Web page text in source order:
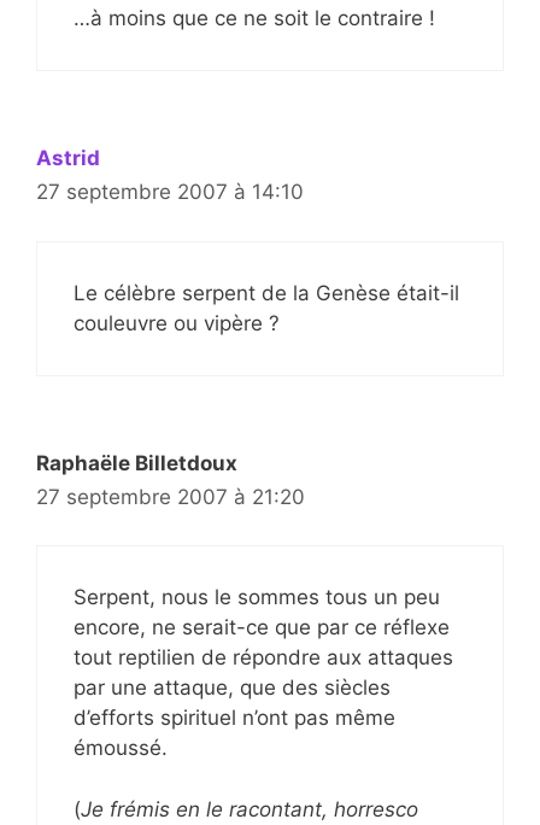
…à moins que ce ne soit le contraire !
Astrid
27 septembre 2007 à 14:10
Le célèbre serpent de la Genèse était-il
couleuvre ou vipère ?
Raphaële Billetdoux
27 septembre 2007 à 21:20
Serpent, nous le sommes tous un peu
encore, ne serait-ce que par ce réflexe
tout reptilien de répondre aux attaques
par une attaque, que des siècles
d’efforts spirituel n’ont pas même
émoussé.
(Je frémis en le racontant, horresco